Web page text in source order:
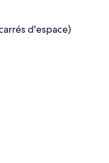
d'espace)